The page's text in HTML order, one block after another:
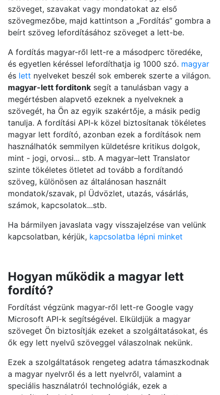
szöveget, szavakat vagy mondatokat az első
szövegmezőbe, majd kattintson a „Fordítás” gombra a
beírt szöveg lefordításához szöveget a lett-be.
A fordítás magyar-ről lett-re a másodperc töredéke,
és egyetlen kéréssel lefordíthatja ig 1000 szó. magyar
és lett nyelveket beszél sok emberek szerte a világon.
magyar-lett forditonksegít a tanulásban vagy a
megértésben alapvető ezeknek a nyelveknek a
szövegét, ha Ön az egyik szakértője, a másik pedig
tanulja. A fordítási API-k közel biztosítanak tökéletes
magyar lett fordító, azonban ezek a fordítások nem
használhatók semmilyen küldetésre kritikus dolgok,
mint - jogi, orvosi... stb. A magyar–lett Translator
szinte tökéletes ötletet ad tovább a fordítandó
szöveg, különösen az általánosan használt
mondatok/szavak, pl Üdvözlet, utazás, vásárlás,
számok, kapcsolatok...stb.
Ha bármilyen javaslata vagy visszajelzése van velünk
kapcsolatban, kérjük, kapcsolatba lépni minket
Hogyan működik a magyar lett
fordító?
Fordítást végzünk magyar-ről lett-re Google vagy
Microsoft API-k segítségével. Elküldjük a magyar
szöveget Ön biztosítják ezeket a szolgáltatásokat, és
ők egy lett nyelvű szöveggel válaszolnak nekünk.
Ezek a szolgáltatások rengeteg adatra támaszkodnak
a magyar nyelvről és a lett nyelvről, valamint a
speciális használatról technológiák, ezek a